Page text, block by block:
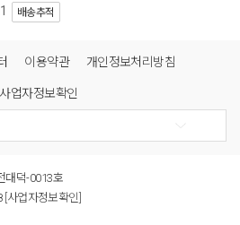
배송추적
이용약관 개인정보처리방침
사업자정보확인
대덕-0013호
[사업자정보확인]